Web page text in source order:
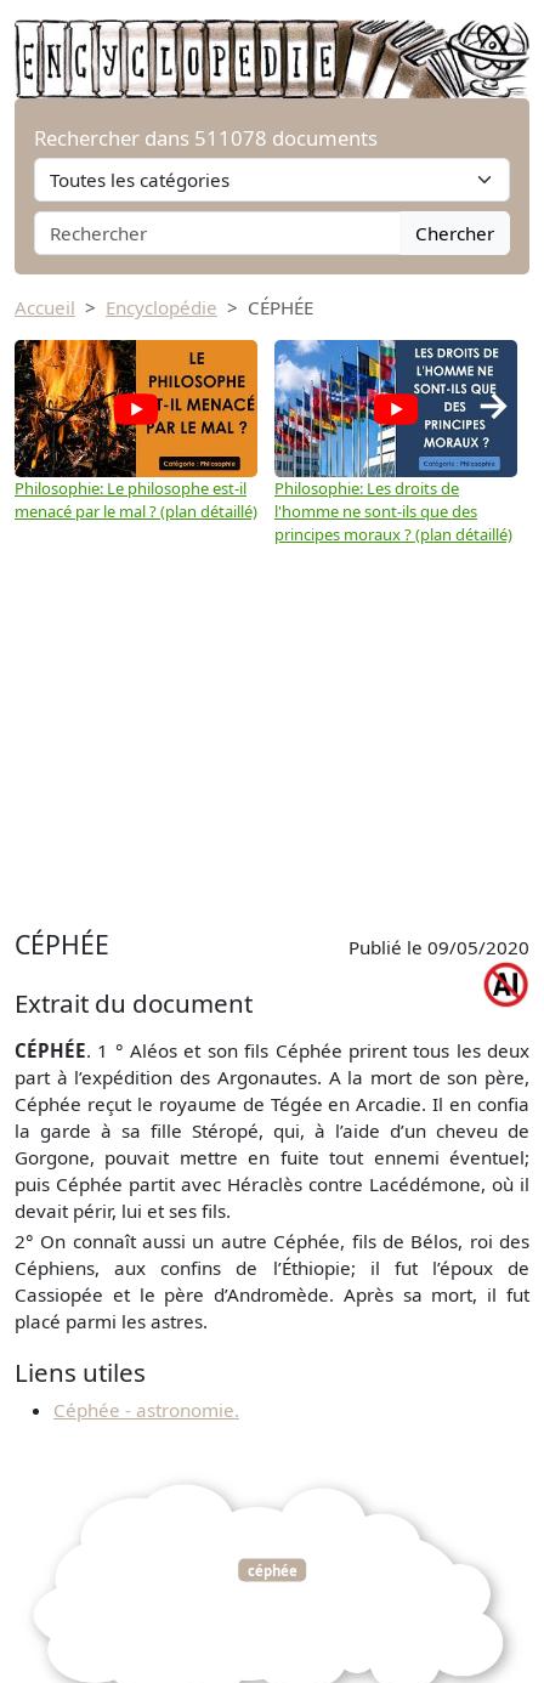
Rechercher dans 511078 documents
Chercher
Accueil Encyclopédie CÉPHÉE
Philosophie: Le philosophe est-il
menacé par le mal ? (plan détaillé)
Philosophie: Les droits de
l'homme ne sont-ils que des
principes moraux ? (plan détaillé)
→
CÉPHÉE Publié le 09/05/2020
Extrait du document
CÉPHÉE. 1 ° Aléos et son fils Céphée prirent tous les deux
part à l’expédition des Argonautes. A la mort de son père,
Céphée reçut le royaume de Tégée en Arcadie. Il en confia
la garde à sa fille Stéropé, qui, à l’aide d’un cheveu de
Gorgone, pouvait mettre en fuite tout ennemi éventuel;
puis Céphée partit avec Héraclès contre Lacédémone, où il
devait périr, lui et ses fils.
2° On connaît aussi un autre Céphée, fils de Bélos, roi des
Céphiens, aux confins de l’Éthiopie; il fut l’époux de
Cassiopée et le père d’Andromède. Après sa mort, il fut
placé parmi les astres.
Liens utiles
Céphée - astronomie.
céphée